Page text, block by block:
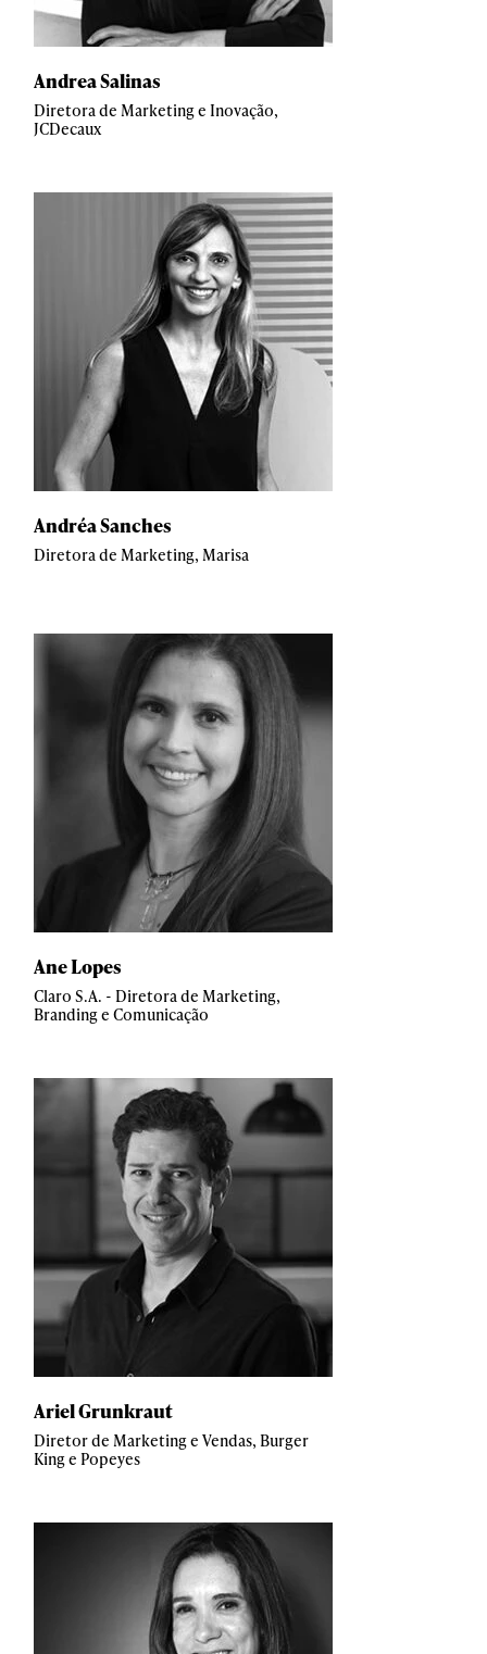
Andrea Salinas
Diretora de Marketing e Inovação,
JCDecaux
Andréa Sanches
Diretora de Marketing, Marisa
Ane Lopes
Claro S.A. - Diretora de Marketing,
Branding e Comunicação
Ariel Grunkraut
Diretor de Marketing e Vendas, Burger
King e Popeyes